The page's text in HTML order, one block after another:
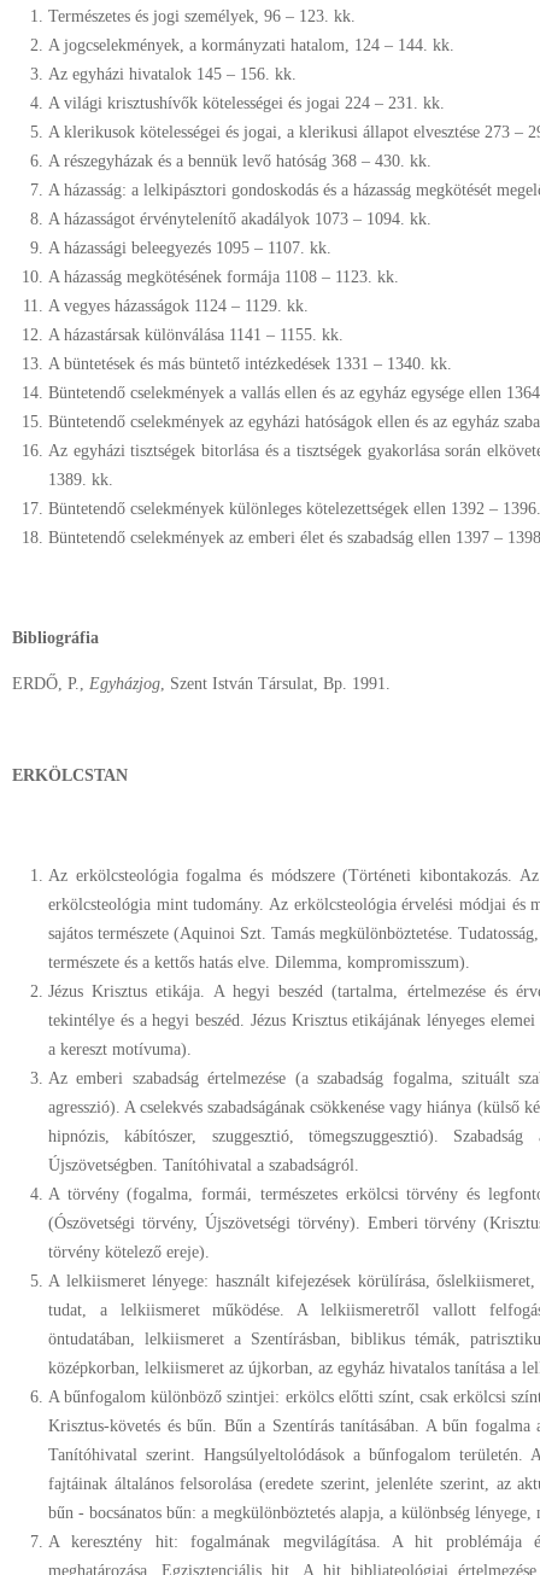
Természetes és jogi személyek, 96 – 123. kk.
A jogcselekmények, a kormányzati hatalom, 124 – 144. kk.
Az egyházi hivatalok 145 – 156. kk.
A világi krisztushívők kötelességei és jogai 224 – 231. kk.
A klerikusok kötelességei és jogai, a klerikusi állapot elvesztése 273 –
A részegyházak és a bennük levő hatóság 368 – 430. kk.
A házasság: a lelkipásztori gondoskodás és a házasság megkötését
A házasságot érvénytelenítő akadályok 1073 – 1094. kk.
A házassági beleegyezés 1095 – 1107. kk.
A házasság megkötésének formája 1108 – 1123. kk.
A vegyes házasságok 1124 – 1129. kk.
A házastársak különválása 1141 – 1155. kk.
A büntetések és más büntető intézkedések 1331 – 1340. kk.
Büntetendő cselekmények a vallás ellen és az egyház egysége ellen
Büntetendő cselekmények az egyházi hatóságok ellen és az egyház
Az egyházi tisztségek bitorlása és a tisztségek gyakorlása során
1389. kk.
Büntetendő cselekmények különleges kötelezettségek ellen 1392 –
Büntetendő cselekmények az emberi élet és szabadság ellen 1397 –
Bibliográfia
ERDŐ, P., Egyházjog, Szent István Társulat, Bp. 1991.
ERKÖLCSTAN
Az erkölcsteológia fogalma és módszere (Történeti kibontakozás.
erkölcsteológia mint tudomány. Az erkölcsteológia érvelési módjai és
sajátos természete (Aquinoi Szt. Tamás megkülönböztetése.
természete és a kettős hatás elve. Dilemma, kompromisszum).
Jézus Krisztus etikája. A hegyi beszéd (tartalma, értelmezése és
tekintélye és a hegyi beszéd. Jézus Krisztus etikájának lényeges
a kereszt motívuma).
Az emberi szabadság értelmezése (a szabadság fogalma, szituált
agresszió). A cselekvés szabadságának csökkenése vagy hiánya (külső
hipnózis, kábítószer, szuggesztió, tömegszuggesztió). Szabadság
Újszövetségben. Tanítóhivatal a szabadságról.
A törvény (fogalma, formái, természetes erkölcsi törvény és
(Ószövetségi törvény, Újszövetségi törvény). Emberi törvény
törvény kötelező ereje).
A lelkiismeret lényege: használt kifejezések körülírása,
tudat, a lelkiismeret működése. A lelkiismeretről vallott
öntudatában, lelkiismeret a Szentírásban, biblikus témák,
középkorban, lelkiismeret az újkorban, az egyház hivatalos tanítása a
A bűnfogalom különböző szintjei: erkölcs előtti színt, csak erkölcsi
Krisztus-követés és bűn. Bűn a Szentírás tanításában. A bűn fogalma
Tanítóhivatal szerint. Hangsúlyeltolódások a bűnfogalom területén.
fajtáinak általános felsorolása (eredete szerint, jelenléte szerint, az
bűn - bocsánatos bűn: a megkülönböztetés alapja, a különbség
A keresztény hit: fogalmának megvilágítása. A hit problémája
meghatározása. Egzisztenciális hit. A hit bibliateológiai